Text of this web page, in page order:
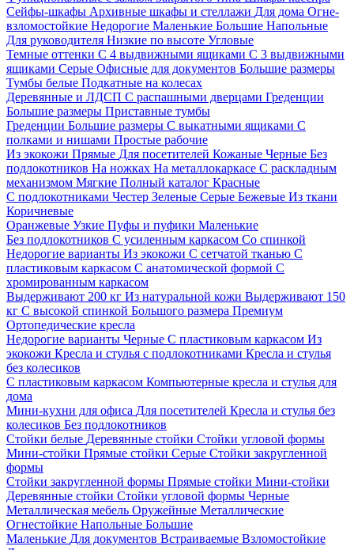
Сейфы-шкафы Архивные шкафы и стеллажи Для дома Огне-
взломостойкие Недорогие Маленькие Большие Напольные
Для руководителя Низкие по высоте Угловые
Темные оттенки С 4 выдвижными ящиками С 3 выдвижными
ящиками Серые Офисные для документов Большие размеры
Тумбы белые Подкатные на колесах
Деревянные и ЛДСП С распашными дверцами Греденции
Большие размеры Приставные тумбы
Греденции Большие размеры С выкатными ящиками С
полками и нишами Простые рабочие
Из экокожи Прямые Для посетителей Кожаные Черные Без
подлокотников На ножках На металлокаркасе С раскладным
механизмом Мягкие Полный каталог Красные
С подлокотниками Честер Зеленые Серые Бежевые Из ткани
Коричневые
Оранжевые Узкие Пуфы и пуфики Маленькие
Без подлокотников С усиленным каркасом Со спинкой
Недорогие варианты Из экокожи С сетчатой тканью С
пластиковым каркасом С анатомической формой С
хромированным каркасом
Выдерживают 200 кг Из натуральной кожи Выдерживают 150
кг С высокой спинкой Большого размера Премиум
Ортопедические кресла
Недорогие варианты Черные С пластиковым каркасом Из
экокожи Кресла и стулья с подлокотниками Кресла и стулья
без колесиков
С пластиковым каркасом Компьютерные кресла и стулья для
дома
Мини-кухни для офиса Для посетителей Кресла и стулья без
колесиков Без подлокотников
Стойки белые Деревянные стойки Стойки угловой формы
Мини-стойки Прямые стойки Серые Стойки закругленной
формы
Стойки закругленной формы Прямые стойки Мини-стойки
Деревянные стойки Стойки угловой формы Черные
Металлическая мебель Оружейные Металлические
Огнестойкие Напольные Большие
Маленькие Для документов Встраиваемые Взломостойкие